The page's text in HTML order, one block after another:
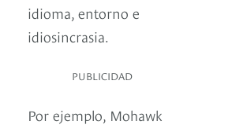
idioma, entorno e
idiosincrasia.
PUBLICIDAD
Por ejemplo, Mohawk